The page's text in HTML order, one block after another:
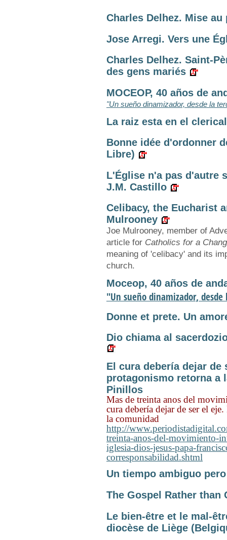
Charles Delhez. Mise
Jose Arregi. Vers une
Charles Delhez. Saint-
des gens mariés
MOCEOP, 40 años de
"Un sueño dinamizador, desde la
La raiz esta en el
Bonne idée d'ordonner
Libre)
L'Église n'a pas d'autre
J.M. Castillo
Celibacy, the Eucharist
Mulrooney
Joe Mulrooney, member of
article for Catholics for a
meaning of 'celibacy' and its
church.
Moceop, 40 años de
"Un sueño dinamizador,
Donne et prete. Un
Dio chiama al
El cura debería dejar
protagonismo retorna a
Pinillos
Mas de treinta anos del
cura debería dejar de ser el
la comunidad
http://
treinta-anos-del-movimiento-
iglesia-dios-jesus-papa-
corresponsabilidad.shtml
Un tiempo ambiguo
The Gospel Rather than
Le bien-être et le mal-
diocèse de Liège